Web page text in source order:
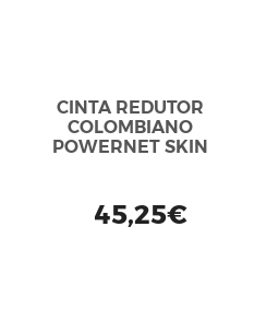
CINTA REDUTOR
COLOMBIANO
POWERNET SKIN
45,25€